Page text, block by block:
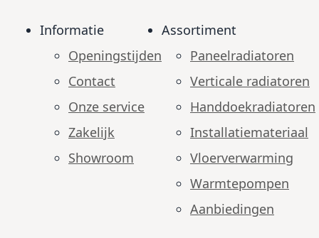
Informatie
Openingstijden
Contact
Onze service
Zakelijk
Showroom
Assortiment
Paneelradiatoren
Verticale radiatoren
Handdoekradiatoren
Installatiemateriaal
Vloerverwarming
Warmtepompen
Aanbiedingen